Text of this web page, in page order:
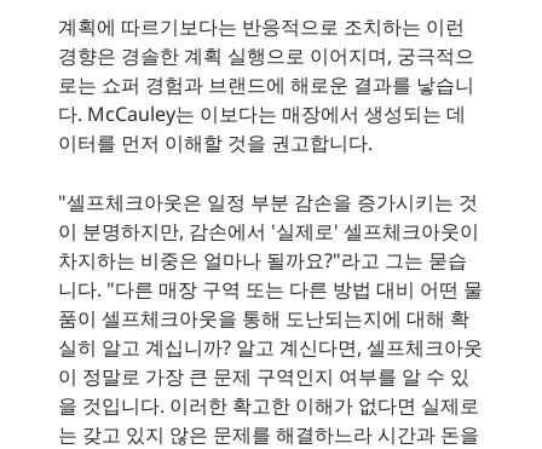
계획에 따르기보다는 반응적으로 조치하는 이런
경향은 경솔한 계획 실행으로 이어지며, 궁극적으
로는 쇼퍼 경험과 브랜드에 해로운 결과를 낳습니
다. McCauley는 이보다는 매장에서 생성되는 데
이터를 먼저 이해할 것을 권고합니다.
"셀프체크아웃은 일정 부분 감손을 증가시키는 것
이 분명하지만, 감손에서 '실제로' 셀프체크아웃이
차지하는 비중은 얼마나 될까요?"라고 그는 묻습
니다. "다른 매장 구역 또는 다른 방법 대비 어떤 물
품이 셀프체크아웃을 통해 도난되는지에 대해 확
실히 알고 계십니까? 알고 계신다면, 셀프체크아웃
이 정말로 가장 큰 문제 구역인지 여부를 알 수 있
을 것입니다. 이러한 확고한 이해가 없다면 실제로
는 갖고 있지 않은 문제를 해결하느라 시간과 돈을